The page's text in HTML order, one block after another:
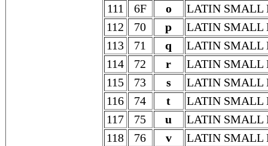
111 6F o
LATIN SMALL
112
70 p
LATIN SMALL
113
71 q
LATIN SMALL
114
72 r
LATIN SMALL
115
73 s
LATIN SMALL
116
74 t
LATIN SMALL
117
75 u
LATIN SMALL
118
76 v
LATIN SMALL